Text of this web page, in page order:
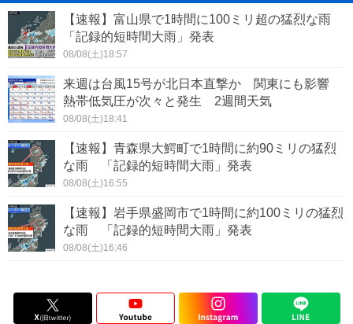
【速報】富山県で1時間に100ミリ超の猛烈な雨
「記録的短時間大雨」発表
08/08(土)18:57
来週は台風15号が北日本直撃か 関東にも影響
熱帯低気圧が次々と発生 2週間天気
08/08(土)18:41
【速報】青森県大鰐町で1時間に約90ミリの猛烈
な雨 「記録的短時間大雨」発表
08/08(土)16:55
【速報】岩手県盛岡市で1時間に約100ミリの猛烈
な雨 「記録的短時間大雨」発表
08/08(土)16:46